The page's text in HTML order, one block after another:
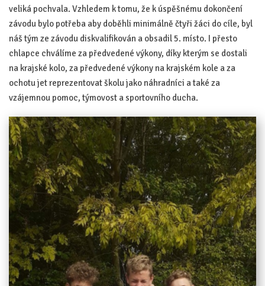
veliká pochvala. Vzhledem k tomu, že k úspěšnému dokončení
závodu bylo potřeba aby doběhli minimálně čtyři žáci do cíle, byl
náš tým ze závodu diskvalifikován a obsadil 5. místo. I přesto
chlapce chválíme za předvedené výkony, díky kterým se dostali
na krajské kolo, za předvedené výkony na krajském kole a za
ochotu jet reprezentovat školu jako náhradníci a také za
vzájemnou pomoc, týmovost a sportovního ducha.